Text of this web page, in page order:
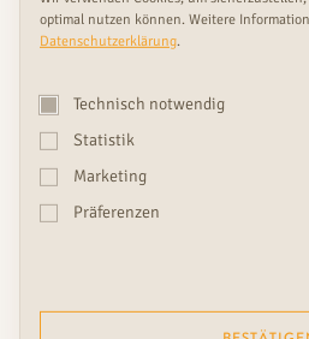
Rasch lieferbar & Maßanfertigung
Füllungstüren, Türen
Strapazierfähigkeit: Stark
optimal nutzen können. Weitere
Datenschutzerklärung.
Technisch notwendig
Statistik
Marketing
Präferenzen